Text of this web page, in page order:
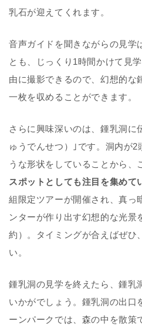
乳石が迎えてくれます。
音声ガイドを聞きながらの見学
とも、じっくり1時間かけて見
由に撮影できるので、幻想的な
一枚を収めることができます。
さらに興味深いのは、鍾乳洞に
ゅうでんせつ）｣です。洞内が2
うな形状をしていることから、
スポットとしても注目を集めて
組限定ツアーが開催され、真っ
ンターが作り出す幻想的な光景
約）。タイミングが合えばぜひ
い。
鍾乳洞の見学を終えたら、鍾乳
いかがでしょう。鍾乳洞の出口
ーンパークでは、森の中を散策